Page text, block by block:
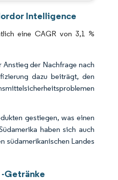
Intelligence
eine CAGR von 3,1 %
Anstieg der Nachfrage nach
dazu beiträgt, den
gestiegen, was einen
haben sich auch
südamerikanischen Landes
Getränke